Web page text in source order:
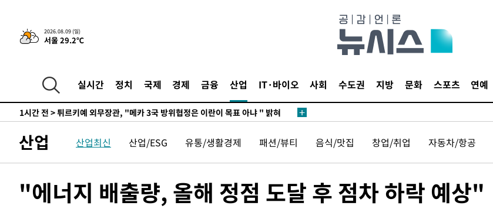
2026.08.09 (일)
서울 29.2℃
실시간 정치 국제 경제 금융 산업 IT·바이오 사회 수도권 지방 문화 스포츠 연예
-18357초 전 >손흥민, 68분 뛰고 2경기 침묵…LAFC, 톨루카에 1-0 승리(종합)
-17629초 전 >'2경기 연속 침묵' 손흥민, 톨루카전 68분만 뛰고 슈팅 0개
-3263초 전 >
'여긴 20도, 저긴 50도'…열화상 카메라로 본 폭염 저감시설 '온도
-2734초 전 >
1시간 전 >튀르키예 외무장관, "메카 3국 방위협정은 이란이 목표 아냐 " 밝혀
2시간 전 >
[속보]美중부 사령관, 이스라엘 긴급방문 다중화된 전선 상황 논의
3시간 전 >美 국방부, 켄달 전 공군장관 보안허가 취소…“에어포스원 기밀정보, 언
3시간 전 >
“美 이란전 무기 소진…북한과 분쟁시 주한 미군 취약해질 수 있어”
산업 산업최신 산업/ESG 유통/생활경제 패션/뷰티 음식/맛집 창업/취업 자동차/항공
"에너지 배출량, 올해 정점 도달 후 점차 하락 예상"